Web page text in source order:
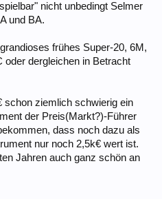
nicht unbedingt Selmer
und BA.
frühes Super-20, 6M,
dergleichen in Betracht
schon ziemlich schwierig ein
der Preis(Markt?)-Führer
dass noch dazu als
nur noch 2,5k€ wert ist.
Jahren auch ganz schön an